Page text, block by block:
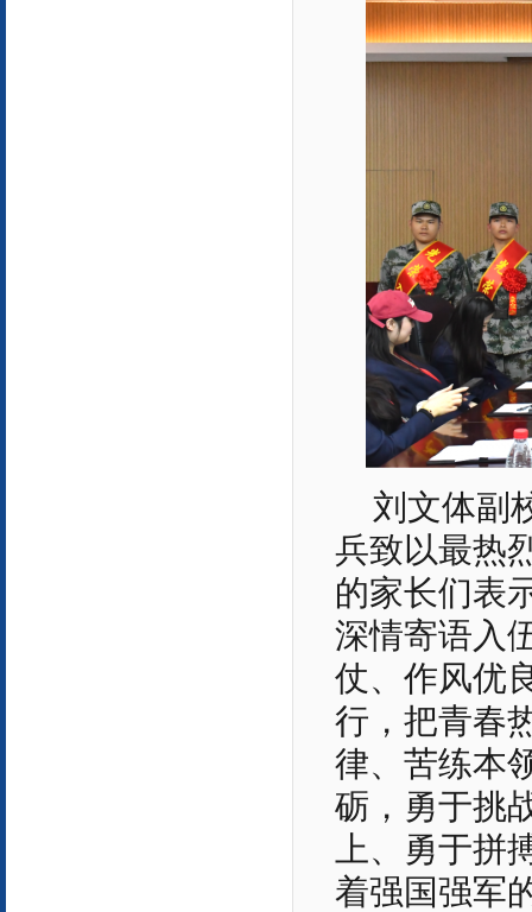
刘文体副
兵致以最热
的家长们表
深情寄语入
仗、作风优
行，把青春
律、苦练本
砺，勇于挑
上、勇于拼
着强国强军